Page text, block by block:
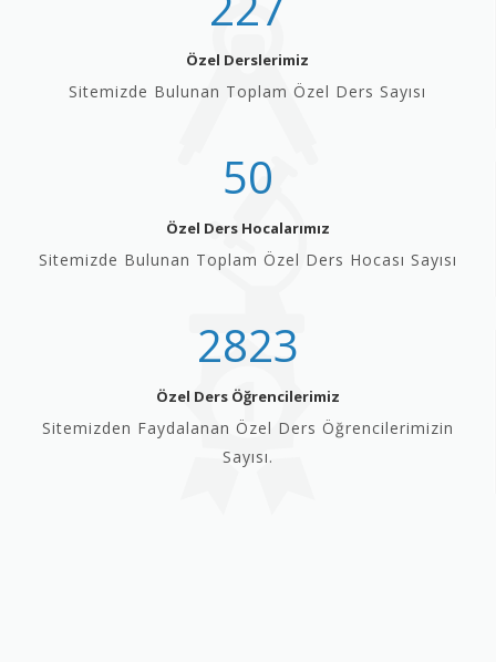
Özel Derslerimiz
Sitemizde Bulunan Toplam Özel Ders Sayısı
50
Özel Ders Hocalarımız
Sitemizde Bulunan Toplam Özel Ders Hocası Sayısı
2823
Özel Ders Öğrencilerimiz
Sitemizden Faydalanan Özel Ders Öğrencilerimizin
Sayısı.